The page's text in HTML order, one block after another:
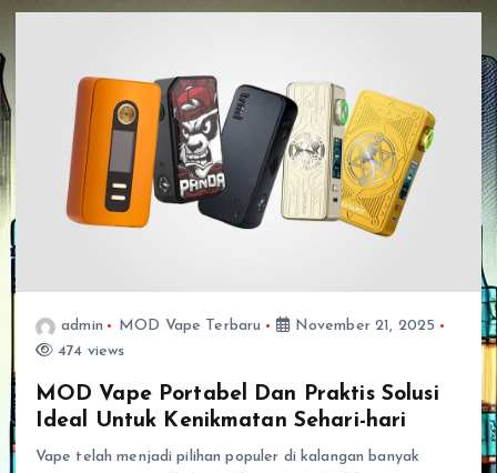
admin MOD Vape Terbaru
November 21, 2025
474 views
MOD Vape Portabel Dan Praktis Solusi
Ideal Untuk Kenikmatan Sehari-hari
Vape telah menjadi pilihan populer di kalangan banyak